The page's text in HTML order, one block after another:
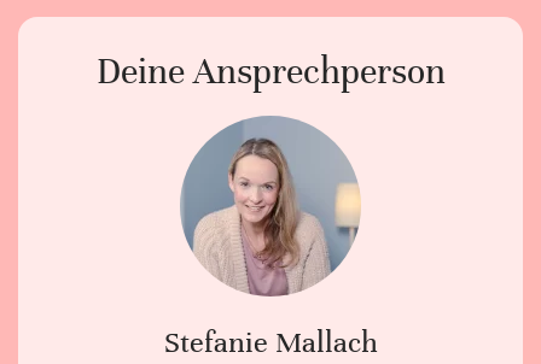
Deine Ansprechperson
Stefanie Mallach